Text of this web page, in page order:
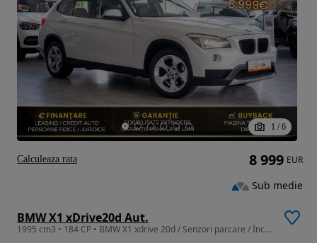
1 / 6
BMW X1 xDrive20d Aut.
1995 cm3 • 184 CP • BMW X1 xdrive 20d / Senzori parcare / Încălzire scaune / Climatronic
8 999 EUR
Sub medie
Calculeaza rata